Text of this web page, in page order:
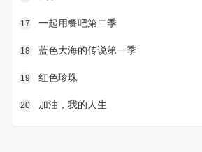
17 一起用餐吧第二季
18 蓝色大海的传说第一季
19 红色珍珠
20 加油，我的人生